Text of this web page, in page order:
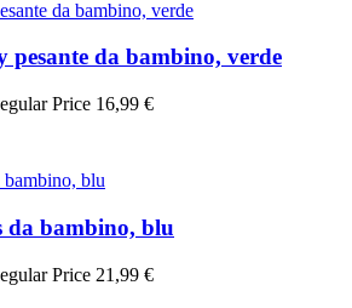
pesante da bambino, verde
Price 16,99 €
da bambino, blu
Price 21,99 €